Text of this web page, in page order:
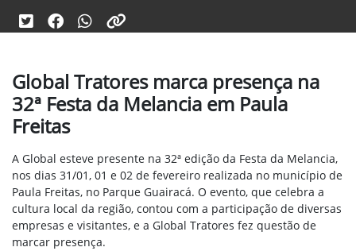
Global Tratores marca presença na
32ª Festa da Melancia em Paula
Freitas
A Global esteve presente na 32ª edição da Festa da Melancia,
nos dias 31/01, 01 e 02 de fevereiro realizada no município de
Paula Freitas, no Parque Guairacá. O evento, que celebra a
cultura local da região, contou com a participação de diversas
empresas e visitantes, e a Global Tratores fez questão de
marcar presença.